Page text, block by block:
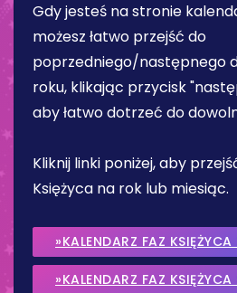
Gdy jesteś na stronie
możesz łatwo przejść do
poprzedniego/następnego
roku, klikając przycisk
aby łatwo dotrzeć do
Kliknij linki poniżej, aby
Księżyca na rok lub miesiąc.
»KALENDARZ FAZ
»KALENDARZ FAZ